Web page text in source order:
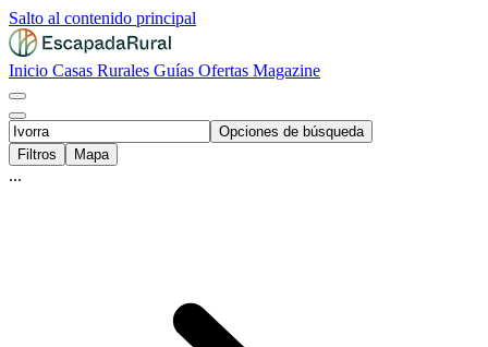
Salto al contenido principal
Inicio Casas Rurales Guías Ofertas Magazine
Opciones de búsqueda
Filtros
Mapa
...